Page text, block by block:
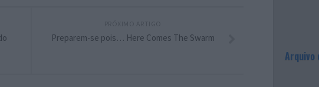
Preparem-se pois… Here Comes The Swarm
Arquivo